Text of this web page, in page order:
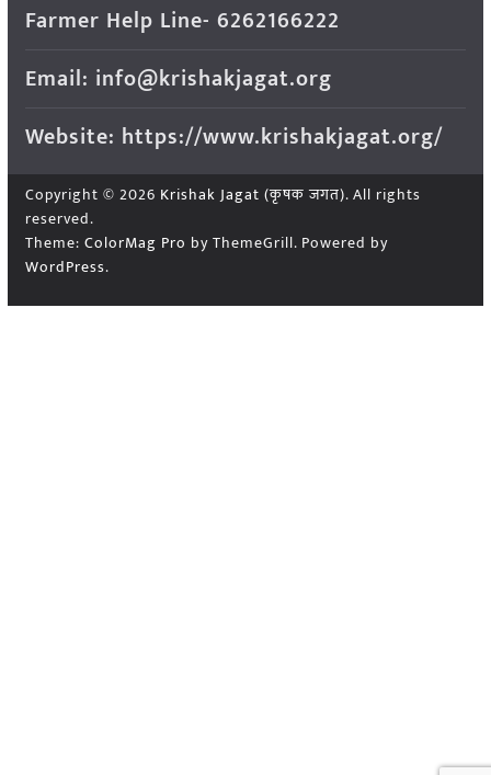
Farmer Help Line- 6262166222
Email: info@krishakjagat.org
Website: https://www.krishakjagat.org/
Copyright © 2026 Krishak Jagat (कृषक जगत). All rights
reserved.
Theme: ColorMag Pro by ThemeGrill. Powered by
WordPress.